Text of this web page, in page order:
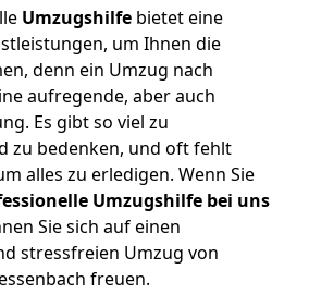
Umzugshilfe bietet eine
um Ihnen die
denn ein Umzug nach
aufregende, aber auch
Es gibt so viel zu
zu bedenken, und oft fehlt
alles zu erledigen. Wenn Sie
Umzugshilfe bei uns
Sie sich auf einen
stressfreien Umzug von
freuen.